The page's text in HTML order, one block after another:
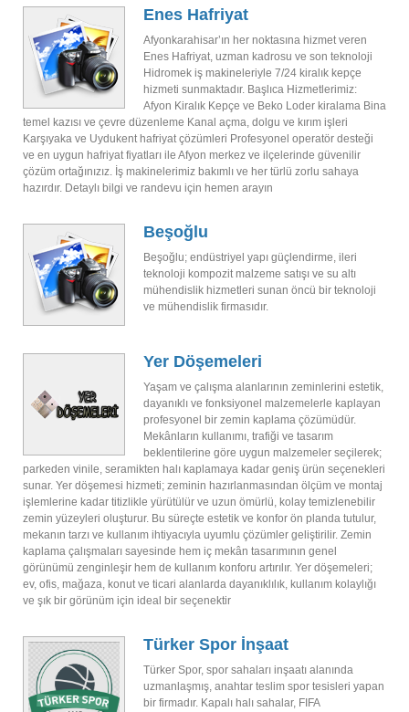
Enes Hafriyat
Afyonkarahisar’ın her noktasına hizmet veren
Enes Hafriyat, uzman kadrosu ve son teknoloji
Hidromek iş makineleriyle 7/24 kiralık kepçe
hizmeti sunmaktadır. Başlıca Hizmetlerimiz:
Afyon Kiralık Kepçe ve Beko Loder kiralama Bina
temel kazısı ve çevre düzenleme Kanal açma, dolgu ve kırım işleri
Karşıyaka ve Uydukent hafriyat çözümleri Profesyonel operatör desteği
ve en uygun hafriyat fiyatları ile Afyon merkez ve ilçelerinde güvenilir
çözüm ortağınızız. İş makinelerimiz bakımlı ve her türlü zorlu sahaya
hazırdır. Detaylı bilgi ve randevu için hemen arayın
Beşoğlu
Beşoğlu; endüstriyel yapı güçlendirme, ileri
teknoloji kompozit malzeme satışı ve su altı
mühendislik hizmetleri sunan öncü bir teknoloji
ve mühendislik firmasıdır.
Yer Döşemeleri
Yaşam ve çalışma alanlarının zeminlerini estetik,
dayanıklı ve fonksiyonel malzemelerle kaplayan
profesyonel bir zemin kaplama çözümüdür.
Mekânların kullanımı, trafiği ve tasarım
beklentilerine göre uygun malzemeler seçilerek;
parkeden vinile, seramikten halı kaplamaya kadar geniş ürün seçenekleri
sunar. Yer döşemesi hizmeti; zeminin hazırlanmasından ölçüm ve montaj
işlemlerine kadar titizlikle yürütülür ve uzun ömürlü, kolay temizlenebilir
zemin yüzeyleri oluşturur. Bu süreçte estetik ve konfor ön planda tutulur,
mekanın tarzı ve kullanım ihtiyacıyla uyumlu çözümler geliştirilir. Zemin
kaplama çalışmaları sayesinde hem iç mekân tasarımının genel
görünümü zenginleşir hem de kullanım konforu artırılır. Yer döşemeleri;
ev, ofis, mağaza, konut ve ticari alanlarda dayanıklılık, kullanım kolaylığı
ve şık bir görünüm için ideal bir seçenektir
Türker Spor İnşaat
Türker Spor, spor sahaları inşaatı alanında
uzmanlaşmış, anahtar teslim spor tesisleri yapan
bir firmadır. Kapalı halı sahalar, FIFA